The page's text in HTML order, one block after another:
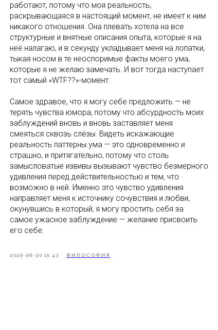
работают, потому что моя реальность,
раскрывающаяся в настоящий момент, не имеет к ним
никакого отношения. Она плевать хотела на все
структурные и внятные описания опыта, которые я на
неё налагаю, и в секунду укладывает меня на лопатки,
тыкая носом в те неоспоримые факты моего ума,
которые я не желаю замечать. И вот тогда наступает
тот самый «WTF??»-момент.
Самое здравое, что я могу себе предложить — не
терять чувства юмора, потому что абсурдность моих
заблуждений вновь и вновь заставляет меня
смеяться сквозь слёзы. Видеть искажающие
реальность паттерны ума — это одновременно и
страшно, и притягательно, потому что столь
замысловатые извивы вызывают чувство безмерного
удивления перед действительностью и тем, что
возможно в ней. Именно это чувство удивления
направляет меня к источнику сочувствия и любви,
окунувшись в который, я могу простить себя за
самое ужасное заблуждение — желание присвоить
его себе.
2025-06-30 15:43 ФИЛОСОФИЯ